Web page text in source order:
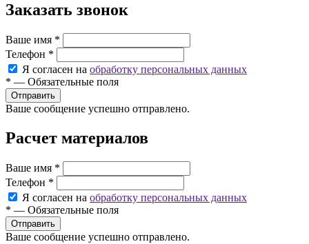
Заказать звонок
Ваше имя *
Телефон *
Я согласен на обработку персональных данных
* — Обязательные поля
Ваше сообщение успешно отправлено.
Расчет материалов
Ваше имя *
Телефон *
Я согласен на обработку персональных данных
* — Обязательные поля
Ваше сообщение успешно отправлено.